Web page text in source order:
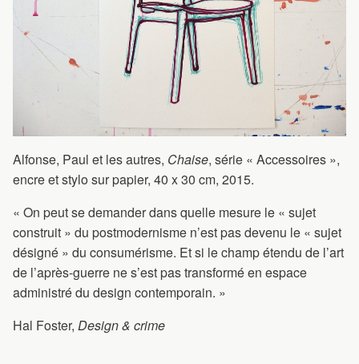
Alfonse, Paul et les autres, Chaise, série « Accessoires »,
encre et stylo sur papier, 40 x 30 cm, 2015.
« On peut se demander dans quelle mesure le « sujet
construit » du postmodernisme n’est pas devenu le « sujet
désigné » du consumérisme. Et si le champ étendu de l’art
de l’après-guerre ne s’est pas transformé en espace
administré du design contemporain. »
Hal Foster, Design & crime